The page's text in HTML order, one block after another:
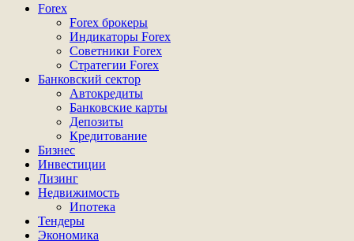
Основное
Forex
Forex брокеры
Индикаторы Forex
Советники Forex
Стратегии Forex
Банковский сектор
Автокредиты
Банковские карты
Депозиты
Кредитование
Бизнес
Инвестиции
Лизинг
Недвижимость
Ипотека
Тендеры
Экономика